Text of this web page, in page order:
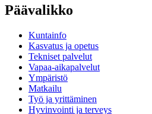
Päävalikko
Kunta­info
Kasvatus ja opetus
Tekniset palvelut
Vapaa-aika­palvelut
Ympä­ristö
Mat­kailu
Työ ja yrittä­minen
Hyvinvointi ja terveys